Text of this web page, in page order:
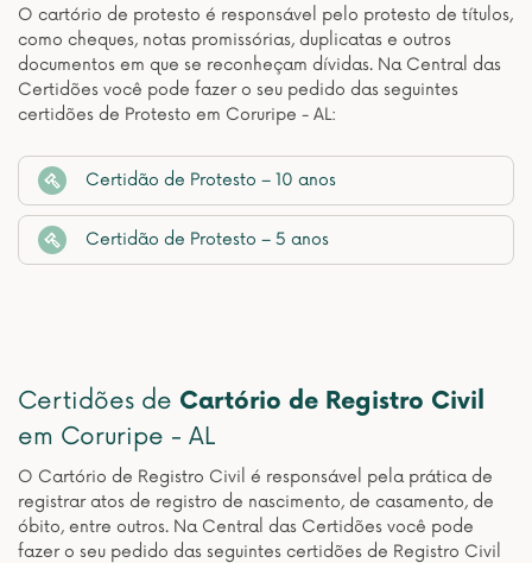
O cartório de protesto é responsável pelo protesto de títulos,
como cheques, notas promissórias, duplicatas e outros
documentos em que se reconheçam dívidas. Na Central das
Certidões você pode fazer o seu pedido das seguintes
certidões de Protesto em Coruripe - AL:
Certidão de Protesto – 10 anos
Certidão de Protesto – 5 anos
Certidões de Cartório de Registro Civil
em Coruripe - AL
O Cartório de Registro Civil é responsável pela prática de
registrar atos de registro de nascimento, de casamento, de
óbito, entre outros. Na Central das Certidões você pode
fazer o seu pedido das seguintes certidões de Registro Civil